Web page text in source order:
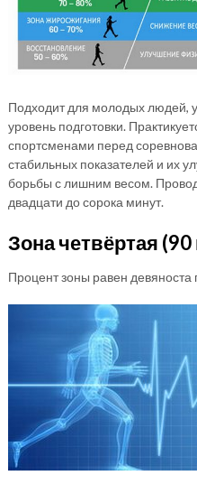
Подходит для молодых
уровень подготовки.
спортсменами перед
стабильных показателей и их
борьбы с лишним весом.
двадцати до сорока минут.
Зона четвёртая
Процент зоны равен